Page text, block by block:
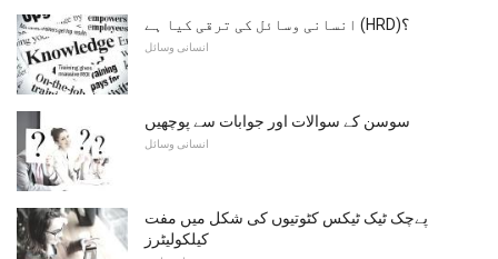
انسانی وسائل کی ترقی کیا ہے (HRD)؟
انسانی وسائل
سوسن کے سوالات اور جوابات سے پوچھیں
انسانی وسائل
پےچک ٹیک ٹیکس کٹوتیوں کی شکل میں مفت
کیلکولیٹرز